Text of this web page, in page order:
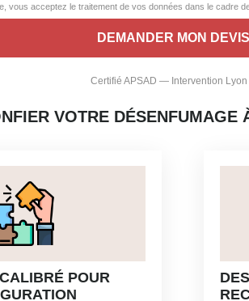
vous acceptez le traitement de vos données dans le cadre
Certifié APSAD — Intervention
VOTRE DÉSENFUMAGE
POUR